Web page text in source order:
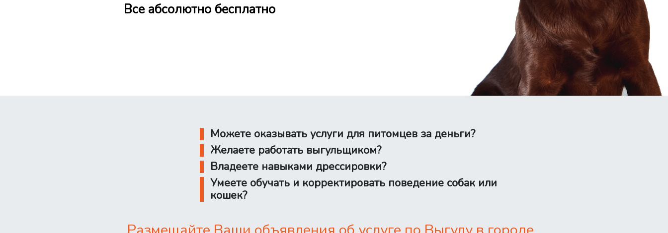
Все абсолютно бесплатно
Можете оказывать услуги для питомцев за деньги?
Желаете работать выгульщиком?
Владеете навыками дрессировки?
Умеете обучать и корректировать поведение собак или
кошек?